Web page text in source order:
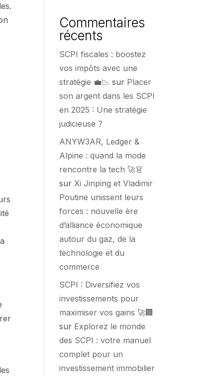
Commentaires
récents
SCPI fiscales : boostez
vos impôts avec une
stratégie 💼📉 sur Placer
son argent dans les SCPI
en 2025 : Une stratégie
judicieuse ?
ANYW3AR, Ledger &
Alpine : quand la mode
rencontre la tech 🚀👗
surXi Jinping et Vladimir
Poutine unissent leurs
forces : nouvelle ère
d’alliance économique
autour du gaz, de la
technologie et du
commerce
SCPI : Diversifiez vos
investissements pour
maximiser vos gains 🚀🏢
sur Explorez le monde
des SCPI : votre manuel
complet pour un
investissement immobilier